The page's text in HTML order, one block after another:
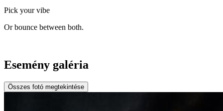
Pick your vibe
Or bounce between both.
Esemény galéria
Összes fotó megtekintése